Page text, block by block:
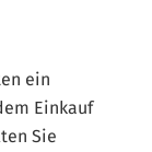
ein
Einkauf
Sie